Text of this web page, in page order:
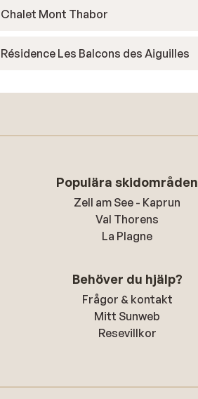
Chalet Mont Thabor
Résidence Les Balcons des Aiguilles
Populära skidområden
Zell am See - Kaprun
Val Thorens
La Plagne
Behöver du hjälp?
Frågor & kontakt
Mitt Sunweb
Resevillkor